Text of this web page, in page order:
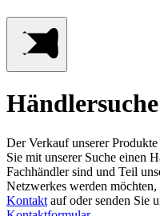
Händlersuche
Der Verkauf unserer
Sie mit unserer Suche einen
Fachhändler sind und Teil
Netzwerkes werden
Kontakt auf oder senden Sie